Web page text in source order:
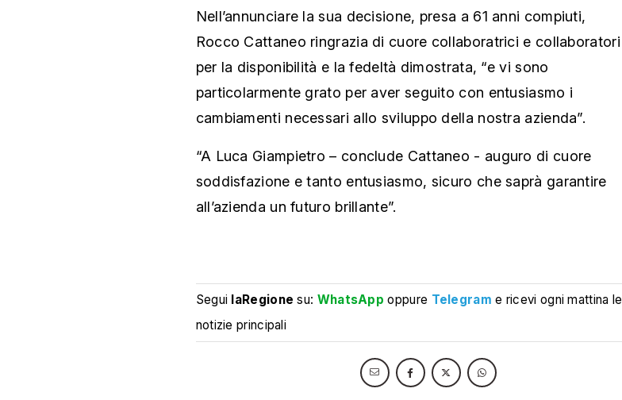
Nell’annunciare la sua decisione, presa a 61 anni compiuti,
Rocco Cattaneo ringrazia di cuore collaboratrici e collaboratori
per la disponibilità e la fedeltà dimostrata, “e vi sono
particolarmente grato per aver seguito con entusiasmo i
cambiamenti necessari allo sviluppo della nostra azienda”.
“A Luca Giampietro – conclude Cattaneo - auguro di cuore
soddisfazione e tanto entusiasmo, sicuro che saprà garantire
all’azienda un futuro brillante”.
Segui laRegione su: WhatsApp oppure Telegram e ricevi ogni mattina le
notizie principali